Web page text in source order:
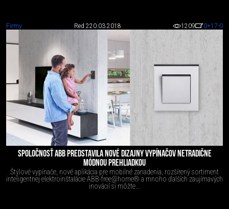
Firmy Red 220.03.2018 1209 0+17-0
SPOLOČNOSŤ ABB PREDSTAVILA NOVÉ DIZAJNY VYPÍNAČOV NETRADIČNE
MÓDNOU PREHLIADKOU
Štýlové vypínače, nové aplikácia pre mobilné zariadenia, rozšírený sortiment
inteligentnej elektroinštalácie ABB-free@home® a mnoho ďalších zaujímavých
inovácií si môžte...